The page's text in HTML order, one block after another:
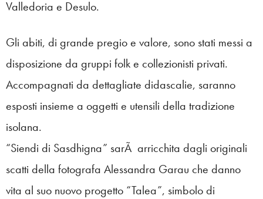
Valledoria e Desulo.
Gli abiti, di grande pregio e valore, sono stati messi a
disposizione da gruppi folk e collezionisti privati.
Accompagnati da dettagliate didascalie, saranno
esposti insieme a oggetti e utensili della tradizione
isolana.
“Siendi di Sasdhigna” sarÃ arricchita dagli originali
scatti della fotografa Alessandra Garau che danno
vita al suo nuovo progetto “Talea”, simbolo di